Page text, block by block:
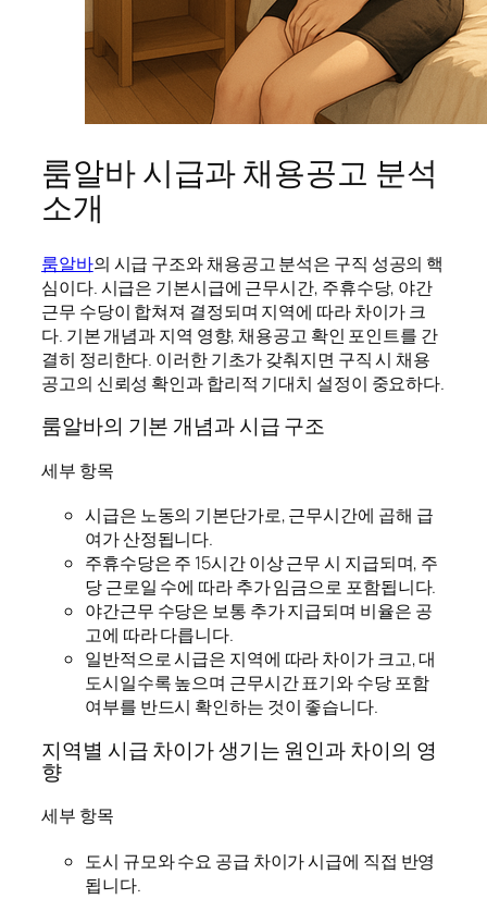
룸알바 시급과 채용공고 분석
소개
룸알바의 시급 구조와 채용공고 분석은 구직 성공의 핵
심이다. 시급은 기본시급에 근무시간, 주휴수당, 야간
근무 수당이 합쳐져 결정되며 지역에 따라 차이가 크
다. 기본 개념과 지역 영향, 채용공고 확인 포인트를 간
결히 정리한다. 이러한 기초가 갖춰지면 구직 시 채용
공고의 신뢰성 확인과 합리적 기대치 설정이 중요하다.
룸알바의 기본 개념과 시급 구조
세부 항목
시급은 노동의 기본단가로, 근무시간에 곱해 급
여가 산정됩니다.
주휴수당은 주 15시간 이상 근무 시 지급되며, 주
당 근로일 수에 따라 추가 임금으로 포함됩니다.
야간근무 수당은 보통 추가 지급되며 비율은 공
고에 따라 다릅니다.
일반적으로 시급은 지역에 따라 차이가 크고, 대
도시일수록 높으며 근무시간 표기와 수당 포함
여부를 반드시 확인하는 것이 좋습니다.
지역별 시급 차이가 생기는 원인과 차이의 영
향
세부 항목
도시 규모와 수요 공급 차이가 시급에 직접 반영
됩니다.